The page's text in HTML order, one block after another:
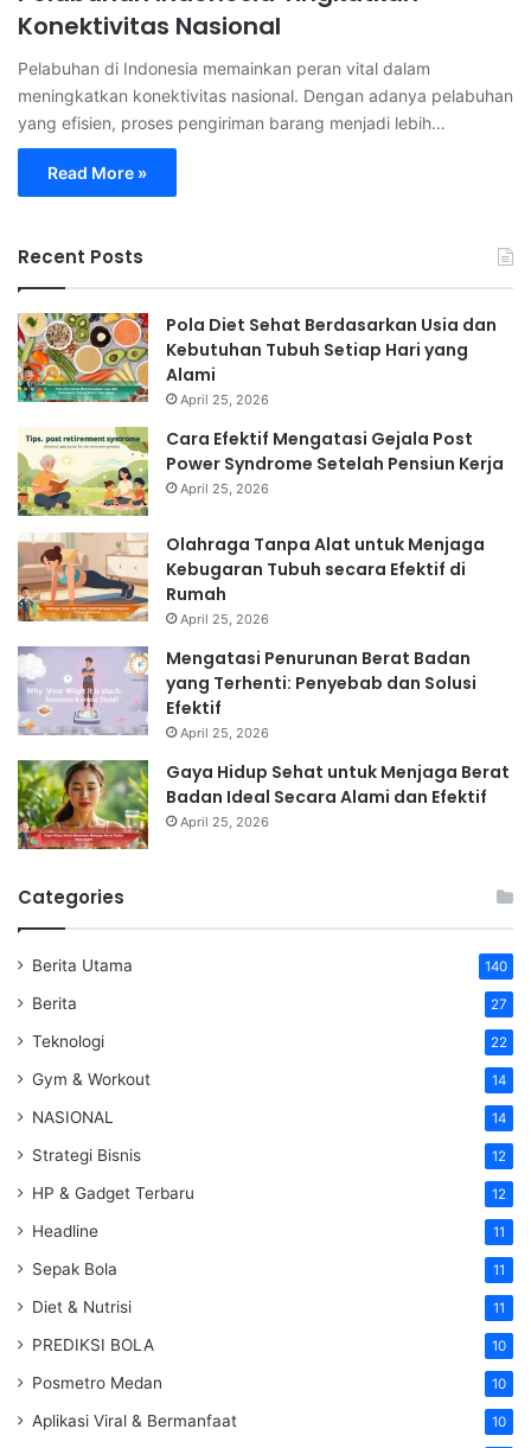
Konektivitas Nasional
Pelabuhan di Indonesia memainkan peran vital dalam
meningkatkan konektivitas nasional. Dengan adanya pelabuhan
yang efisien, proses pengiriman barang menjadi lebih…
Read More »
Recent Posts
Pola Diet Sehat Berdasarkan Usia dan
Kebutuhan Tubuh Setiap Hari yang
Alami
April 25, 2026
Cara Efektif Mengatasi Gejala Post
Power Syndrome Setelah Pensiun Kerja
April 25, 2026
Olahraga Tanpa Alat untuk Menjaga
Kebugaran Tubuh secara Efektif di
Rumah
April 25, 2026
Mengatasi Penurunan Berat Badan
yang Terhenti: Penyebab dan Solusi
Efektif
April 25, 2026
Gaya Hidup Sehat untuk Menjaga Berat
Badan Ideal Secara Alami dan Efektif
April 25, 2026
Categories
Berita Utama 140
Berita 27
Teknologi 22
Gym & Workout 14
NASIONAL 14
Strategi Bisnis 12
HP & Gadget Terbaru 12
Headline 11
Sepak Bola 11
Diet & Nutrisi 11
PREDIKSI BOLA 10
Posmetro Medan 10
Aplikasi Viral & Bermanfaat 10